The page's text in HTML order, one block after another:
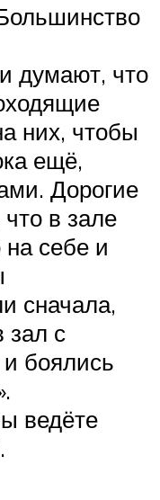
думают, что
них, чтобы
ещё,
Дорогие
в зале
на себе и
сначала,
зал с
боялись
ведёте